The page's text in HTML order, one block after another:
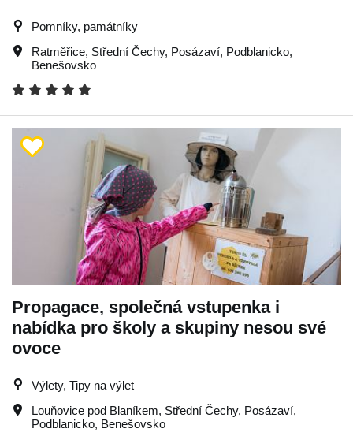
Pomníky, památníky
Ratměřice, Střední Čechy, Posázaví, Podblanicko,
Benešovsko
Propagace, společná vstupenka i
nabídka pro školy a skupiny nesou své
ovoce
Výlety, Tipy na výlet
Louňovice pod Blaníkem, Střední Čechy, Posázaví,
Podblanicko, Benešovsko